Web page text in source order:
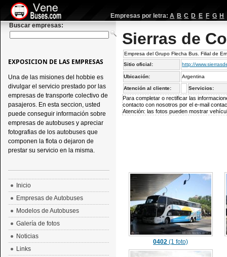
Empresas por letra: A B C D E F G H
Buscar empresas:
Sierras de
Empresa del Grupo Flecha Bus. Filial de
Sitio oficial:
http://
Ubicación: Argentina
Atención al cliente: Servicios:
Para completar o rectificar las
contacto con nosotros por el e-mail
Atención: las fotos pueden mostrar
0402 (1 foto)
EXPOSICION DE LAS EMPRESAS
Una de las misiones del hobbie es
divulgar el servicio prestado por las
empresas de transporte colectivo de
pasajeros. En esta seccion, usted
puede conseguir información sobre
empresas de autobuses y apreciar
fotografias de los autobuses que
componen la flota o dejaron de
prestar su servicio en la misma.
Inicio
Empresas de Autobuses
Modelos de Autobuses
Galería de fotos
Noticias
Links